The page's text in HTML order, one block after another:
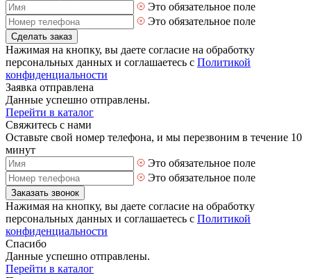
Это обязательное поле
Это обязательное поле
Сделать заказ
Нажимая на кнопку, вы даете согласие на обработку
персональных данных и соглашаетесь с Политикой
конфиденциальности
Заявка отправлена
Данные успешно отправлены.
Перейти в каталог
Свяжитесь с нами
Оставьте свой номер телефона, и мы перезвоним в течение 10
минут
Это обязательное поле
Это обязательное поле
Заказать звонок
Нажимая на кнопку, вы даете согласие на обработку
персональных данных и соглашаетесь с Политикой
конфиденциальности
Спасибо
Данные успешно отправлены.
Перейти в каталог